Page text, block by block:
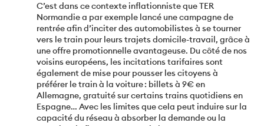
C’est dans ce contexte inflationniste que TER
Normandie a par exemple lancé une campagne de
rentrée afin d’inciter des automobilistes à se tourner
vers le train pour leurs trajets domicile-travail, grâce à
une offre promotionnelle avantageuse. Du côté de nos
voisins européens, les incitations tarifaires sont
également de mise pour pousser les citoyens à
préférer le train à la voiture : billets à 9€ en
Allemagne, gratuité sur certains trains quotidiens en
Espagne… Avec les limites que cela peut induire sur la
capacité du réseau à absorber la demande ou la